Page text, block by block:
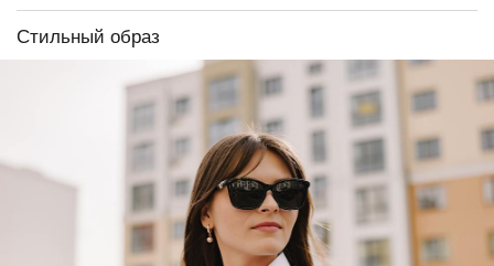
Стильный образ